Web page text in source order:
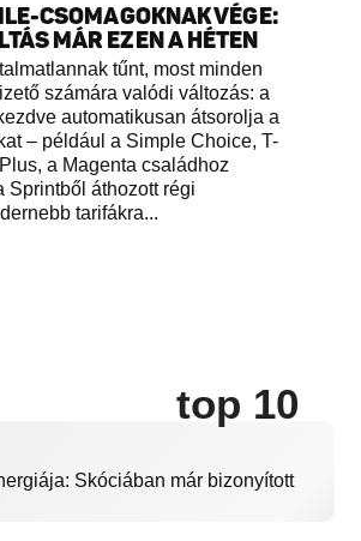
CSOMAGOKNAK VÉGE:
MÁR EZEN A HÉTEN
tűnt, most minden
számára valódi változás: a
automatikusan átsorolja a
– például a Simple Choice, T-
a Magenta családhoz
Sprintből áthozott régi
tarifákra...
top 10
Skóciában már bizonyított